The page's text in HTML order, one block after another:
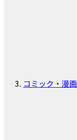
コミック・漫画